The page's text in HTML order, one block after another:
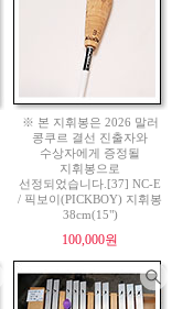
※ 본 지휘봉은 2026 말러
콩쿠르 결선 진출자와
수상자에게 증정될
지휘봉으로
선정되었습니다.[37] NC-E
/ 픽보이(PICKBOY) 지휘봉
38cm(15")
100,000원